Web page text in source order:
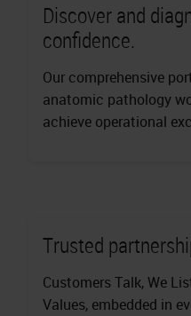
Discover and
confidence.
Our comprehensive
anatomic pathology
achieve operational
Trusted
Customers Talk, We
Values, embedded in